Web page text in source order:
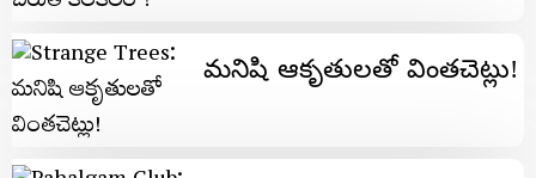
మనిషి ఆకృతులతో వింతచెట్లు!